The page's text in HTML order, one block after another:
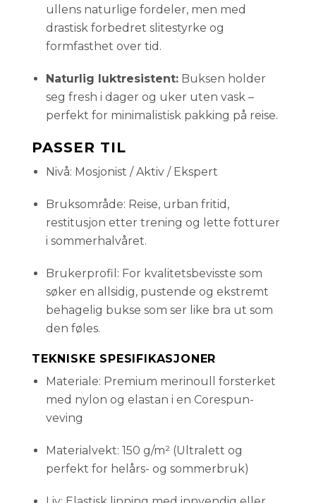
ullens naturlige fordeler, men med
drastisk forbedret slitestyrke og
formfasthet over tid.
Naturlig luktresistent: Buksen holder
seg fresh i dager og uker uten vask –
perfekt for minimalistisk pakking på reise.
PASSER TIL
Nivå: Mosjonist / Aktiv / Ekspert
Bruksområde: Reise, urban fritid,
restitusjon etter trening og lette fotturer
i sommerhalvåret.
Brukerprofil: For kvalitetsbevisste som
søker en allsidig, pustende og ekstremt
behagelig bukse som ser like bra ut som
den føles.
TEKNISKE SPESIFIKASJONER
Materiale: Premium merinoull forsterket
med nylon og elastan i en Corespun-
veving
Materialvekt: 150 g/m² (Ultralett og
perfekt for helårs- og sommerbruk)